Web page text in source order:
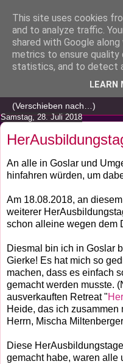
Samstag, 28. Juli 2018
An alle in Goslar und
hinfahren würden, um
Am 18.08.2018, an
weiterer
schon alleine wegen dem
Diesmal bin ich in Goslar
Gierke! Es hat mich so
machen, dass es einfach
gemacht werden musste.
ausverkauften Retreat "
Heide, das ich zusammen
Herrn, Mischa
Diese
gemacht habe, waren alle
This site uses cookies
and to analyze traffic.
shared with Google
metrics to ensure quality
statistics, and to detect
LEARN